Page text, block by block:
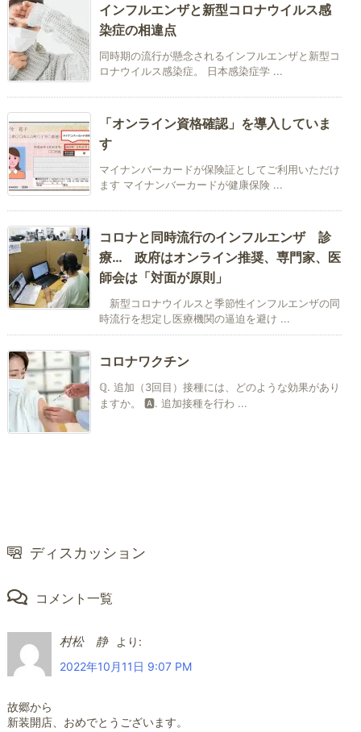
インフルエンザと新型コロナウイルス感
染症の相違点
同時期の流行が懸念されるインフルエンザと新型コ
ロナウイルス感染症。 日本感染症学 ...
「オンライン資格確認」を導入していま
す
マイナンバーカードが保険証としてご利用いただけ
ます マイナンバーカードが健康保険 ...
コロナと同時流行のインフルエンザ 診
療… 政府はオンライン推奨、専門家、医
師会は「対面が原則」
新型コロナウイルスと季節性インフルエンザの同
時流行を想定し医療機関の逼迫を避け ...
コロナワクチン
ℚ. 追加（3回目）接種には、どのような効果があり
ますか。 🅰. 追加接種を行わ ...
ディスカッション
コメント一覧
村松 静
より:
2022年10月11日 9:07 PM
故郷から
新装開店、おめでとうございます。